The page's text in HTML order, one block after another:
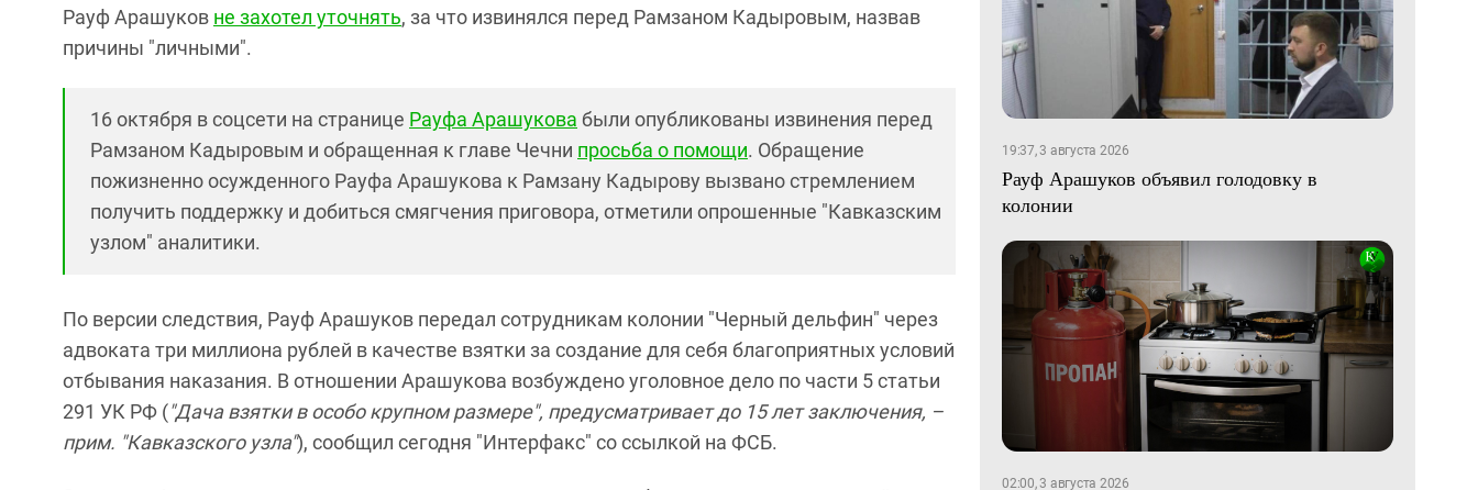
Рауф Арашуков не захотел уточнять, за что извинялся перед Рамзаном Кадыровым, назвав
причины "личными".
16 октября в соцсети на странице Рауфа Арашукова были опубликованы извинения перед
Рамзаном Кадыровым и обращенная к главе Чечни просьба о помощи. Обращение
пожизненно осужденного Рауфа Арашукова к Рамзану Кадырову вызвано стремлением
получить поддержку и добиться смягчения приговора, отметили опрошенные "Кавказским
узлом" аналитики.
По версии следствия, Рауф Арашуков передал сотрудникам колонии "Черный дельфин" через
адвоката три миллиона рублей в качестве взятки за создание для себя благоприятных условий
отбывания наказания. В отношении Арашукова возбуждено уголовное дело по части 5 статьи
291 УК РФ ("Дача взятки в особо крупном размере", предусматривает до 15 лет заключения, –
прим. "Кавказского узла"), сообщил сегодня "Интерфакс" со ссылкой на ФСБ.
19:37, 3 августа 2026
Рауф Арашуков объявил голодовку в
колонии
02:00, 3 августа 2026